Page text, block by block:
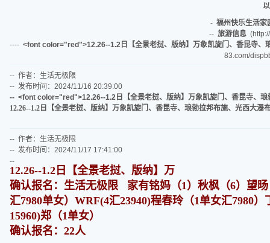
- 福州快乐生活家
-- 旅游信息(http://
---- <font color="red">12.26--1.2日【全景老挝、版纳】万象凯旋门、香昆寺、
83.com/
-- 作者：生活无极限
-- 发布时间：2024/11/16 20:39:00
-- <font color="red">12.26--1.2日【全景老挝、版纳】万象凯旋门、香昆寺、
12.26--1.2日【全景老挝、版纳】万象凯旋门、香昆寺、琅勃拉邦布施、光西大
-- 作者：生活无极限
-- 发布时间：2024/11/17 17:41:00
--
12.26--1.2日【全景老挝、版纳】万
确认报名：生活无极限 家有铭妈（1）秋枫（6）望旸
汇7980单女）WRF(4汇23940)程春玲（1单女汇7980
15960)郑（1单女）
确认报名：22人